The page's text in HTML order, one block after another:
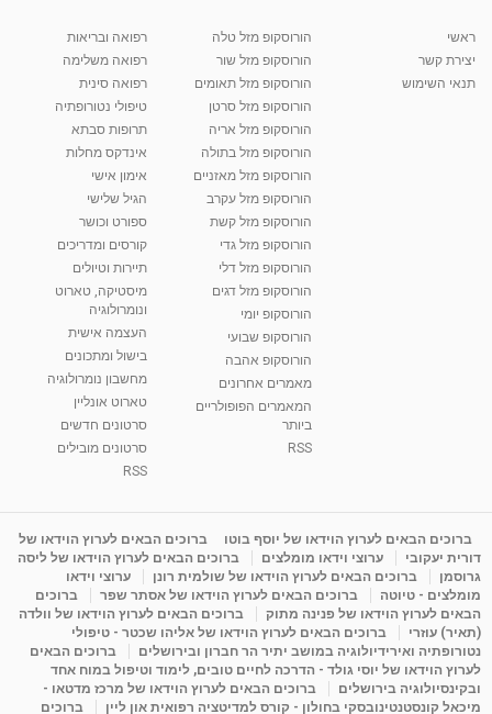
מאת
10:17
קרין גורן - העוגה המתגלצ’ת ללא קמח
38.5k צפיות
01:37
יוסי שר - מתמחה בשיטת אלכסנדר וטאי צ'י
2,738 צפיות
01:46
רנה רז-גילו -טיפול אנרגטי ויעוץ רוחני - נומרולוגית
2,314 צפיות
05:37
סודות בתאריך הלידה, משמעות חודש הלידה -
ינואר זינה ליבשיץ נומרולוגית
ליסה גרוסמן - המרכז לאימון התנהגותי - קשב
09:12
מדיטציה בדמיון מודרך - היכרות עם האני הפנימי
מאת admin 11 שנים 3,649 צפיות
פנינה מתוק - מרכז "נתיב הלב" בהרצליה-
מדיטציה-התחדשות
Shahar-vod
ראשי
יצירת קשר
תנאי השימוש
הורוסקופ מזל טלה
הורוסקופ מזל שור
הורוסקופ מזל תאומים
הורוסקופ מזל סרטן
הורוסקופ מזל אריה
הורוסקופ מזל בתולה
הורוסקופ מזל מאזניים
הורוסקופ מזל עקרב
הורוסקופ מזל קשת
הורוסקופ מזל גדי
הורוסקופ מזל דלי
הורוסקופ מזל דגים
הורוסקופ יומי
הורוסקופ שבועי
הורוסקופ אהבה
מאמרים אחרונים
המאמרים הפופולריים
ביותר
RSS
רפואה ובריאות
רפואה משלימה
רפואה סינית
טיפולי נטורופתיה
תרופות סבתא
אינדקס מחלות
אימון אישי
הגיל שלישי
ספורט וכושר
קורסים ומדריכים
תיירות וטיולים
מיסטיקה, טארוט
ונומרולוגיה
העצמה אישית
בישול ומתכונים
מחשבון נומרולוגיה
טארוט אונליין
סרטונים חדשים
סרטונים מובילים
RSS
ברוכים הבאים לערוץ הוידאו של יוסף בוטו
ברוכים הבאים לערוץ הוידאו של
דורית יעקובי
ערוצי וידאו מומלצים
ברוכים הבאים לערוץ הוידאו של ליסה
גרוסמן
ברוכים הבאים לערוץ הוידאו של שולמית רונן
ערוצי וידאו
מומלצים - טיוטה
ברוכים הבאים לערוץ הוידאו של אסתר שפר
ברוכים
הבאים לערוץ הוידאו של פנינה מתוק
ברוכים הבאים לערוץ הוידאו של וולדה
(תאיר) עוזרי
ברוכים הבאים לערוץ הוידאו של אליהו שכטר - טיפולי
נטורופתיה ואירידיולוגיה במושב יתיר הר חברון ובירושלים
ברוכים הבאים
לערוץ הוידאו של יוסי גולד - הדרכה לחיים טובים, לימוד וטיפול במוח אחד
ובקינסיולוגיה בירושלים
ברוכים הבאים לערוץ הוידאו של מרכז מדטאו -
מיכאל קונסטנטינובסקי בחולון - קורס למדיטציה רפואית און ליין
ברוכים